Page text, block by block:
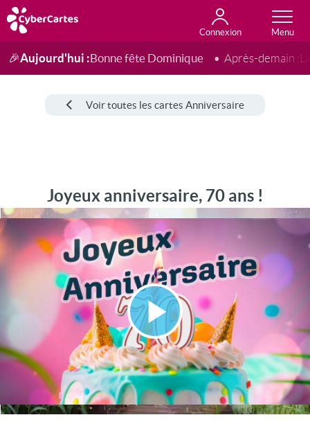
Connexion
Anniversaire
Fête du jour
Amour
Amitié
Merci
Toutes les cartes
🎉Aujourd'hui :Bonne fête Dominique Après-demain :
Voir toutes les cartes Anniversaire
Joyeux anniversaire, 70 ans !
Lire
la